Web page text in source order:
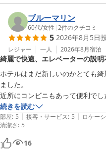
ブルーマリン
60代/女性 |2件のクチコミ
5 2026年8月5日
レジャー 一人 2026年8月宿泊
綺麗で快適、エレベーターの説
ホテルはまだ新しいのかとても
ました。
近所にコンビニもあって便利でし
ただエレベーターを使用する時に
アに行けないことの説明がチェッ
別のホテルで経験済みだからわか
ってたお客様はわからなかった
その件以外はフロントでの対応も
続きを読む
部屋: 5 | 接客・サービス: 5 | ロケー
清潔さ: 5
16